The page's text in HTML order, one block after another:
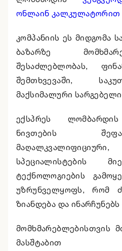
ონლაინ კალკულატორით
კომპანიის ეს მიდგომა
ბაზარზე
შესაძლებლობას,
შემთხვევაში,
მაქსიმალური
ექსპრეს ლომბარდის
ნივთების
სპეციალისტების
ტექნოლოგიების
უზრუნველყოფს, რომ
ზიანდება და
მომხმარებლებისთვის
მასშტაბით